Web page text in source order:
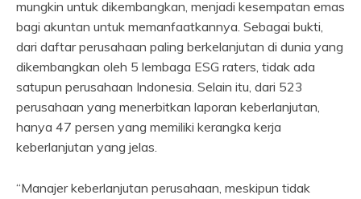
mungkin untuk dikembangkan, menjadi kesempatan emas
bagi akuntan untuk memanfaatkannya. Sebagai bukti,
dari daftar perusahaan paling berkelanjutan di dunia yang
dikembangkan oleh 5 lembaga ESG raters, tidak ada
satupun perusahaan Indonesia. Selain itu, dari 523
perusahaan yang menerbitkan laporan keberlanjutan,
hanya 47 persen yang memiliki kerangka kerja
keberlanjutan yang jelas.
“Manajer keberlanjutan perusahaan, meskipun tidak